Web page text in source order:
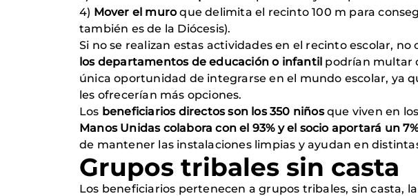
4) Mover el muroque delimita el recinto 100 m para
también es de la Diócesis).
Si no se realizan estas actividades en el recinto escolar,
los departamentos de educación o infantil podrían multar
única oportunidad de integrarse en el mundo escolar, ya
les ofrecerían más opciones.
Los beneficiarios directos son los 350 niñosque viven en
Manos Unidas colabora con el 93% y el socio aportará un
de mantener las instalaciones limpias y ayudan en
Grupos tribales sin casta
Los beneficiarios pertenecen a grupos tribales, sin casta,